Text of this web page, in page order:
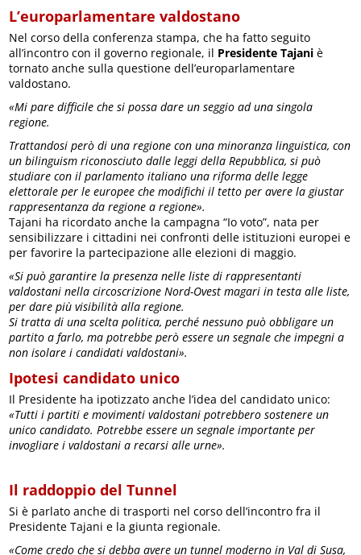
L’europarlamentare valdostano
Nel corso della conferenza stampa, che ha fatto seguito
all’incontro con il governo regionale, il Presidente Tajani è
tornato anche sulla questione dell’europarlamentare
valdostano.
«Mi pare difficile che si possa dare un seggio ad una singola
regione.
Trattandosi però di una regione con una minoranza linguistica, con
un bilinguism riconosciuto dalle leggi della Repubblica, si può
studiare con il parlamento italiano una riforma delle legge
elettorale per le europee che modifichi il tetto per avere la giustar
rappresentanza da regione a regione».
Tajani ha ricordato anche la campagna “Io voto”, nata per
sensibilizzare i cittadini nei confronti delle istituzioni europei e
per favorire la partecipazione alle elezioni di maggio.
«Si può garantire la presenza nelle liste di rappresentanti
valdostani nella circoscrizione Nord-Ovest magari in testa alle liste,
per dare più visibilità alla regione.
Si tratta di una scelta politica, perché nessuno può obbligare un
partito a farlo, ma potrebbe però essere un segnale che impegni a
non isolare i candidati valdostani».
Ipotesi candidato unico
Il Presidente ha ipotizzato anche l’idea del candidato unico:
«Tutti i partiti e movimenti valdostani potrebbero sostenere un
unico candidato. Potrebbe essere un segnale importante per
invogliare i valdostani a recarsi alle urne».
Il raddoppio del Tunnel
Si è parlato anche di trasporti nel corso dell’incontro fra il
Presidente Tajani e la giunta regionale.
«Come credo che si debba avere un tunnel moderno in Val di Susa,